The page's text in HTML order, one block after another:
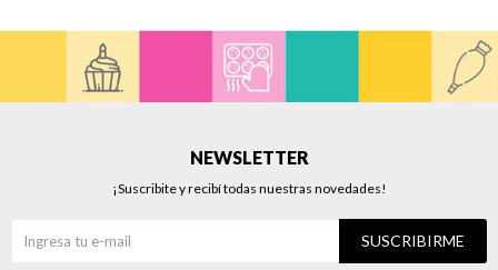
NEWSLETTER
¡Suscribite y recibí todas nuestras novedades!
SUSCRIBIRME